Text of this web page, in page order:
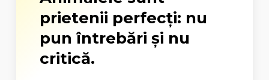
prietenii perfecți: nu
pun întrebări și nu
critică.